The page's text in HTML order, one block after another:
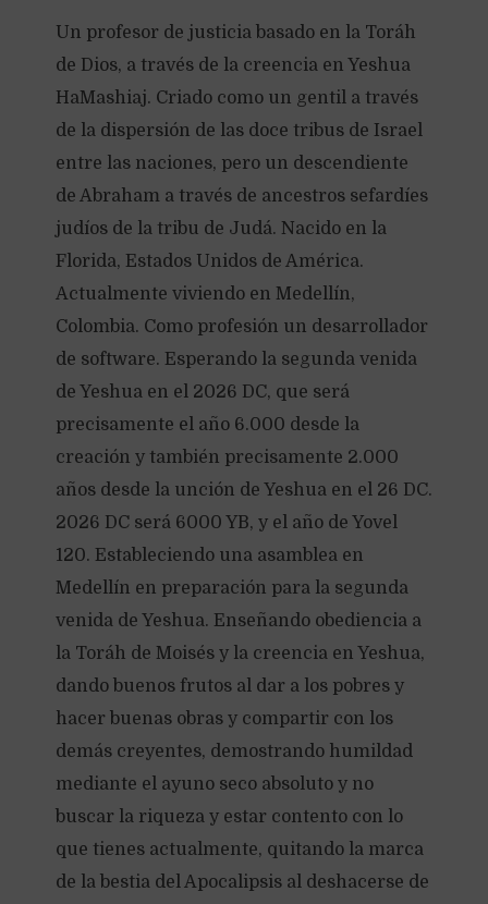
Un profesor de justicia basado en la Toráh
de Dios, a través de la creencia en Yeshua
HaMashiaj. Criado como un gentil a través
de la dispersión de las doce tribus de Israel
entre las naciones, pero un descendiente
de Abraham a través de ancestros sefardíes
judíos de la tribu de Judá. Nacido en la
Florida, Estados Unidos de América.
Actualmente viviendo en Medellín,
Colombia. Como profesión un desarrollador
de software. Esperando la segunda venida
de Yeshua en el 2026 DC, que será
precisamente el año 6.000 desde la
creación y también precisamente 2.000
años desde la unción de Yeshua en el 26 DC.
2026 DC será 6000 YB, y el año de Yovel
120. Estableciendo una asamblea en
Medellín en preparación para la segunda
venida de Yeshua. Enseñando obediencia a
la Toráh de Moisés y la creencia en Yeshua,
dando buenos frutos al dar a los pobres y
hacer buenas obras y compartir con los
demás creyentes, demostrando humildad
mediante el ayuno seco absoluto y no
buscar la riqueza y estar contento con lo
que tienes actualmente, quitando la marca
de la bestia del Apocalipsis al deshacerse de